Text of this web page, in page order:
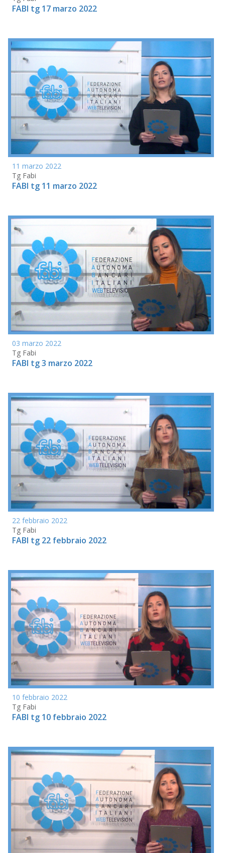
FABI tg 17 marzo 2022
11 marzo 2022
Tg Fabi
FABI tg 11 marzo 2022
03 marzo 2022
Tg Fabi
FABI tg 3 marzo 2022
22 febbraio 2022
Tg Fabi
FABI tg 22 febbraio 2022
10 febbraio 2022
Tg Fabi
FABI tg 10 febbraio 2022